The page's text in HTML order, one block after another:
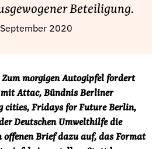
Beteiligung.
2020
morgigen Autogipfel fordert
Attac, Bündnis Berliner
cities, Fridays for Future Berlin,
Deutschen Umwelthilfe die
offenen Brief dazu auf, das Format